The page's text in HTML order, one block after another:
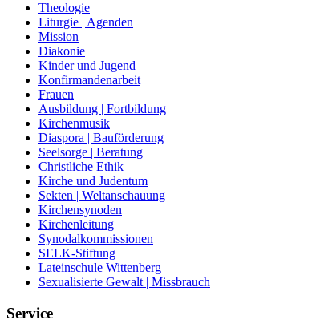
Theologie
Liturgie | Agenden
Mission
Diakonie
Kinder und Jugend
Konfirmandenarbeit
Frauen
Ausbildung | Fortbildung
Kirchenmusik
Diaspora | Bauförderung
Seelsorge | Beratung
Christliche Ethik
Kirche und Judentum
Sekten | Weltanschauung
Kirchensynoden
Kirchenleitung
Synodalkommissionen
SELK-Stiftung
Lateinschule Wittenberg
Sexualisierte Gewalt | Missbrauch
Service